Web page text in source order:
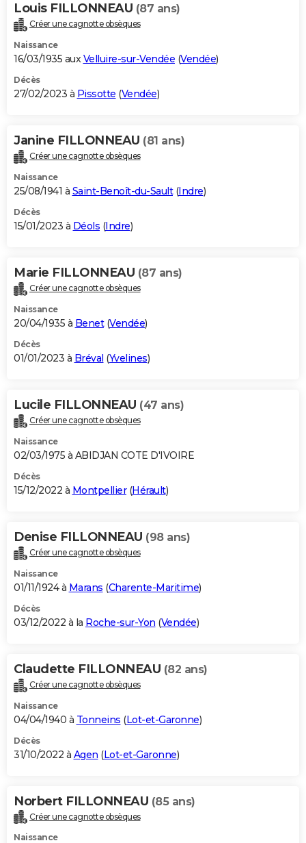
Louis FILLONNEAU (87 ans)
Créer une cagnotte obsèques
Naissance
16/03/1935 auxVelluire-sur-Vendée (Vendée)
Décès
27/02/2023 à Pissotte (Vendée)
Janine FILLONNEAU (81 ans)
Créer une cagnotte obsèques
Naissance
25/08/1941 à Saint-Benoît-du-Sault(Indre)
Décès
15/01/2023 à Déols (Indre)
Marie FILLONNEAU (87 ans)
Créer une cagnotte obsèques
Naissance
20/04/1935 à Benet(Vendée)
Décès
01/01/2023 à Bréval (Yvelines)
Lucile FILLONNEAU (47 ans)
Créer une cagnotte obsèques
Naissance
02/03/1975 à ABIDJAN COTE D'IVOIRE
Décès
15/12/2022 à Montpellier(Hérault)
Denise FILLONNEAU (98 ans)
Créer une cagnotte obsèques
Naissance
01/11/1924 à Marans (Charente-Maritime)
Décès
03/12/2022 à la Roche-sur-Yon (Vendée)
Claudette FILLONNEAU (82 ans)
Créer une cagnotte obsèques
Naissance
04/04/1940 à Tonneins (Lot-et-Garonne)
Décès
31/10/2022 à Agen (Lot-et-Garonne)
Norbert FILLONNEAU (85 ans)
Créer une cagnotte obsèques
Naissance